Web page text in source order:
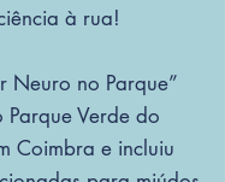
à rua!
Neuro no Parque”
Parque Verde do
Coimbra e incluiu